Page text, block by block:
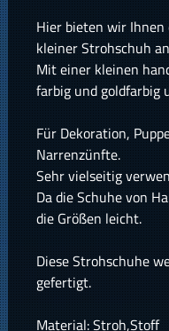
Hier bieten wir
kleiner Strohschuh
Mit einer kleinen
farbig und goldfarbig
Für Dekoration,
Narrenzünfte.
Sehr vielseitig
Da die Schuhe von
die Größen leicht.
Diese Strohschuhe
gefertigt.
Material: Stroh,Stoff